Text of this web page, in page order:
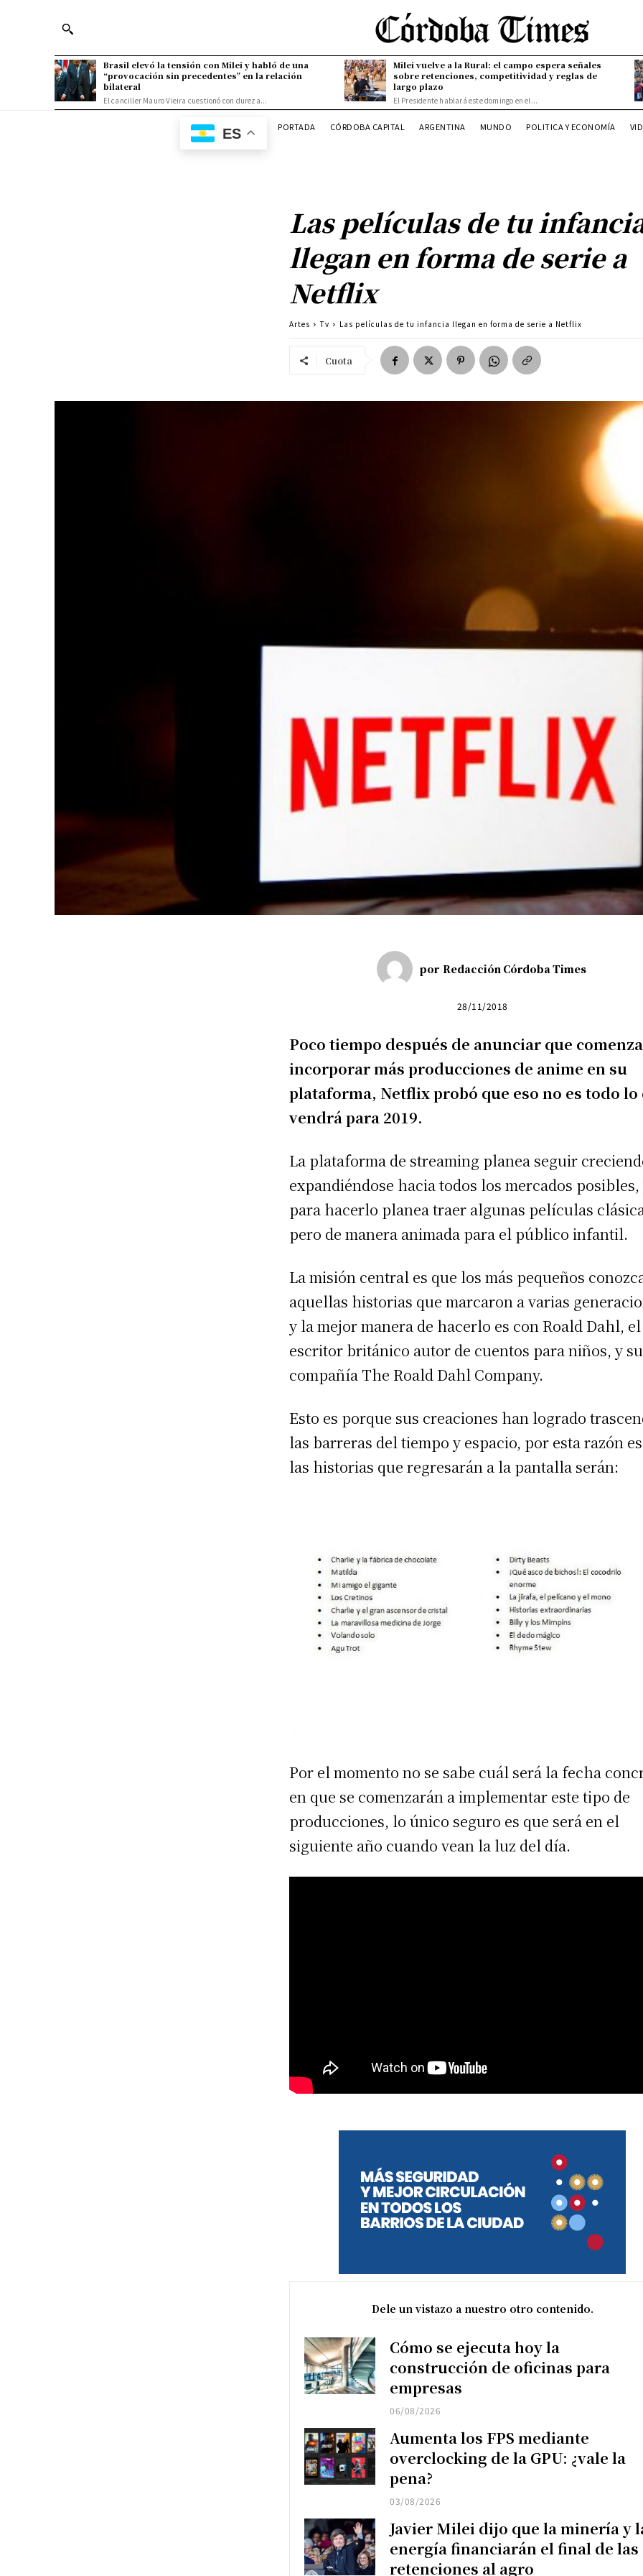
Brasil elevó la tensión con Milei y habló de una
“provocación sin precedentes” en la relación
bilateral
El canciller Mauro Vieira cuestionó con dureza...
Milei vuelve a la Rural: el campo espera señales
sobre retenciones, competitividad y reglas de
largo plazo
El Presidente hablará este domingo en el...
ES PORTADA CÓRDOBA CAPITAL ARGENTINA MUNDO POLITICA Y ECONOMÍA
Las películas de tu
llegan en forma de serie a
Netflix
Artes Tv Las películas de tu infancia llegan en forma de serie a Netflix
Cuota
por Redacción Córdoba Times
28/11/2018
Poco tiempo después de anunciar que
incorporar más producciones de anime en su
plataforma, Netflix probó que eso no es todo lo
vendrá para 2019.
La plataforma de streaming planea seguir
expandiéndose hacia todos los mercados posibles,
para hacerlo planea traer algunas películas
pero de manera animada para el público infantil.
La misión central es que los más pequeños
aquellas historias que marcaron a varias
y la mejor manera de hacerlo es con Roald Dahl, el
escritor británico autor de cuentos para niños, y su
compañía The Roald Dahl Company.
Esto es porque sus creaciones han logrado
las barreras del tiempo y espacio, por esta razón
las historias que regresarán a la pantalla serán:
Por el momento no se sabe cuál será la fecha
en que se comenzarán a implementar este tipo de
producciones, lo único seguro es que será en el
siguiente año cuando vean la luz del día.
Dele un vistazo a nuestro otro contenido.
Cómo se ejecuta hoy la
construcción de oficinas para
empresas
06/08/2026
Aumenta los FPS mediante
overclocking de la GPU: ¿vale la
pena?
03/08/2026
Javier Milei dijo que la minería y
energía financiarán el final de las
retenciones al agro